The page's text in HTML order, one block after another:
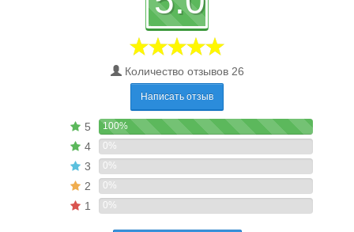
Количество отзывов 26
Написать отзыв
5 100%
4 0%
3 0%
2 0%
1 0%